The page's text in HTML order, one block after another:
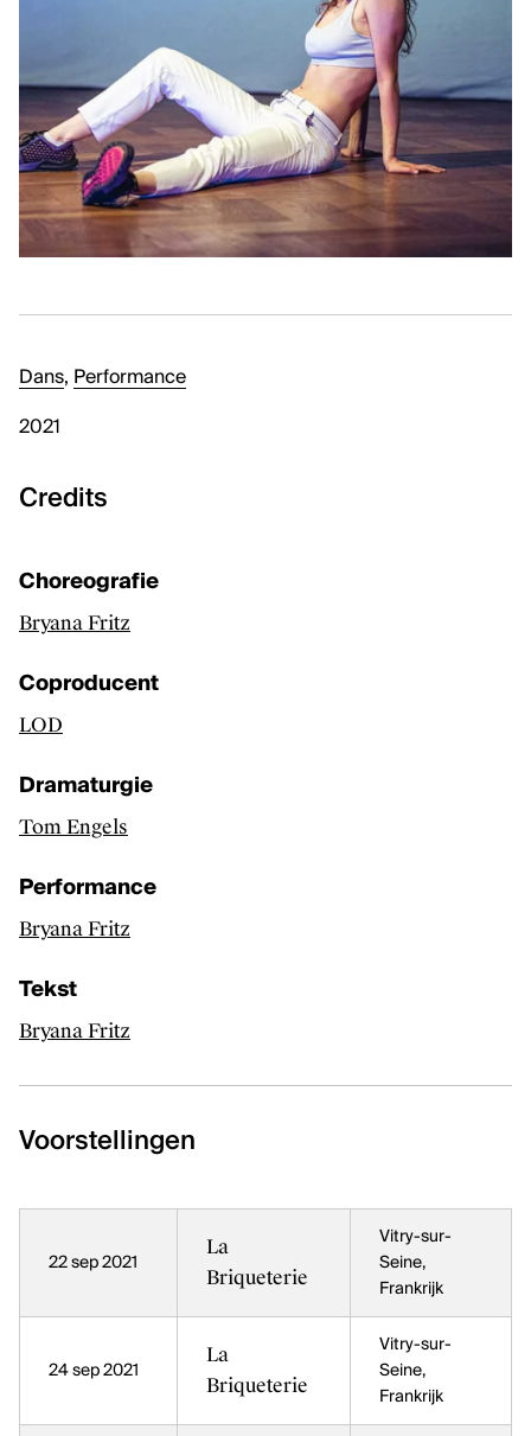
Kunstenaars, curatoren, critici en essayisten
Tentoonstellingen
PODIUMKUNSTEN
Ontdek
Makers
Artiesten en groepen
FAQ
Kunsten.be
Dans, Performance
2021
Credits
Choreografie
Bryana Fritz
Coproducent
LOD
Dramaturgie
Tom Engels
Performance
Bryana Fritz
Tekst
Bryana Fritz
Voorstellingen
22 sep 2021
La
Briqueterie
Vitry-sur-
Seine,
Frankrijk
24 sep 2021
La
Briqueterie
Vitry-sur-
Seine,
Frankrijk